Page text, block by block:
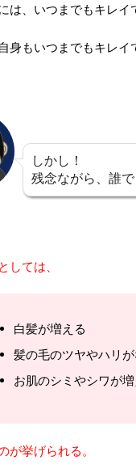
は、いつまでもキレイ
身もいつまでもキレイ
しかし！
残念ながら、誰
しては、
白髪が増える
髪の毛のツヤやハリ
お肌のシミやシワが
が挙げられる。